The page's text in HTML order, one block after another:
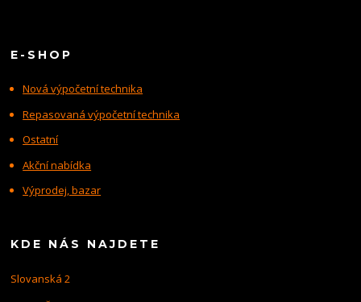
E-SHOP
Nová výpočetní technika
Repasovaná výpočetní technika
Ostatní
Akční nabídka
Výprodej, bazar
KDE NÁS NAJDETE
Slovanská 2